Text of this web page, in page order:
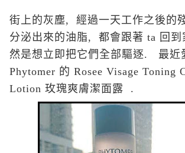
街上的灰塵, 經過一天工作之後的
分泌出來的油脂, 都會跟著 ta 回到
然是想立即把它們全部驅逐. 最近
Phytomer 的 Rosee Visage Toning
Lotion 玫瑰爽膚潔面露 .